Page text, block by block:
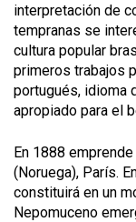
interpretación de
tempranas se
cultura popular
primeros trabajos
portugués, idioma
apropiado para el
En 1888
(Noruega), París.
constituirá en un
Nepomuceno